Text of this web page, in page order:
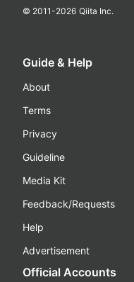
© 2011-2026 Qiita Inc.
Guide & Help
About
Terms
Privacy
Guideline
Media Kit
Feedback/Requests
Help
Advertisement
Official Accounts